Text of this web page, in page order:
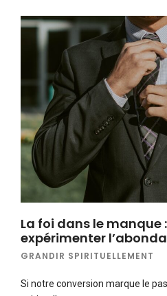
La foi dans le manque
expérimenter
GRANDIR SPIRITUELLEMENT
Si notre conversion marque le